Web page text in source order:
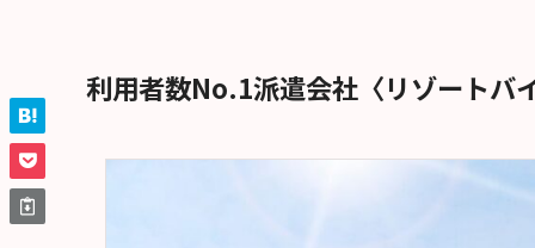
利用者数No.1派遣会社〈リゾートバ